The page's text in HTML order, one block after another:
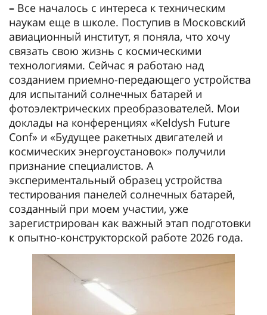
– Все началось с интереса к техническим
наукам еще в школе. Поступив в Московский
авиационный институт, я поняла, что хочу
связать свою жизнь с космическими
технологиями. Сейчас я работаю над
созданием приемно-передающего устройства
для испытаний солнечных батарей и
фотоэлектрических преобразователей. Мои
доклады на конференциях «Keldysh Future
Conf» и «Будущее ракетных двигателей и
космических энергоустановок» получили
признание специалистов. А
экспериментальный образец устройства
тестирования панелей солнечных батарей,
созданный при моем участии, уже
зарегистрирован как важный этап подготовки
к опытно-конструкторской работе 2026 года.